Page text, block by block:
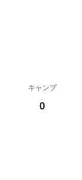
キャンプ
0